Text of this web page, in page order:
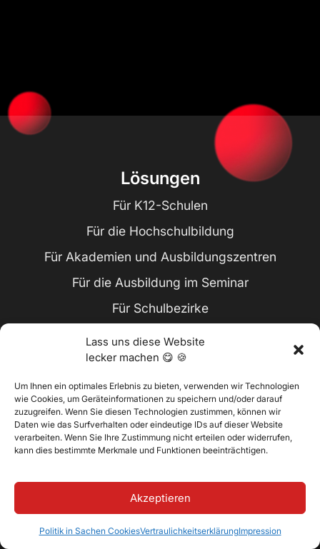
Lass uns diese Website
lecker machen 😋 🍪
Um Ihnen ein optimales Erlebnis zu bieten, verwenden wir Technologien
wie Cookies, um Geräteinformationen zu speichern und/oder darauf
zuzugreifen. Wenn Sie diesen Technologien zustimmen, können wir
Daten wie das Surfverhalten oder eindeutige IDs auf dieser Website
verarbeiten. Wenn Sie Ihre Zustimmung nicht erteilen oder widerrufen,
kann dies bestimmte Merkmale und Funktionen beeinträchtigen.
Akzeptieren
Politik in Sachen CookiesVertraulichkeitserklärungImpression
Lösungen
Für K12-Schulen
Für die Hochschulbildung
Für Akademien und Ausbildungszentren
Für die Ausbildung im Seminar
Für Schulbezirke
Für Corporate Learning
Ressourcen
Blog
Fallstudien
eBooks und Whitepapers
Demos
Webinare
Wissensdatenbank